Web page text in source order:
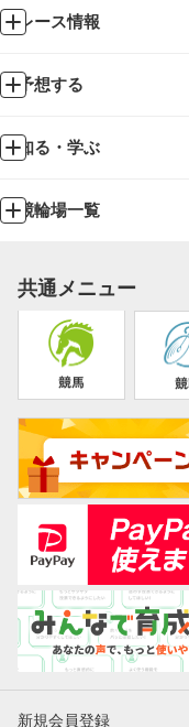
レース情報
予想する
知る・学ぶ
競輪場一覧
共通メニュー
新規会員登録